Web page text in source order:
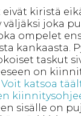
kiristä
väljäksi joka
ompelet
kankaasta.
taskut
on
Voit katsoa
sisälle on